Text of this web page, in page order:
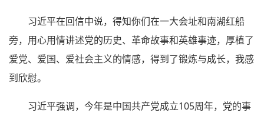
习近平在回信中说，得知你们在一大会址和南湖红船
旁，用心用情讲述党的历史、革命故事和英雄事迹，厚植了
爱党、爱国、爱社会主义的情感，得到了锻炼与成长，我感
到欣慰。
习近平强调，今年是中国共产党成立105周年，党的事